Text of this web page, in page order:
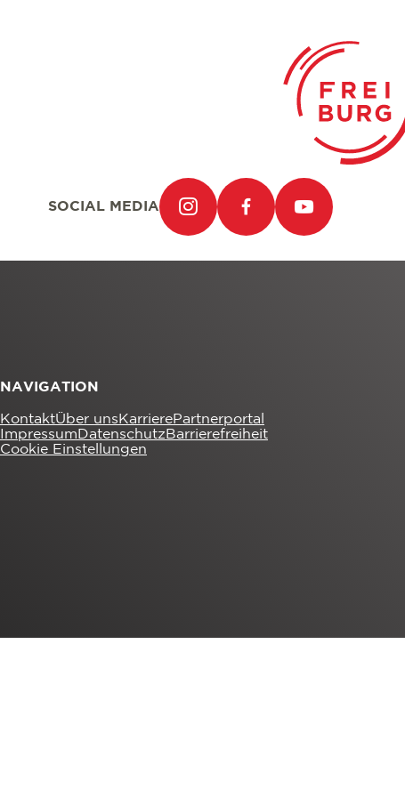
SOCIAL MEDIA
NAVIGATION
KontaktÜber uns KarrierePartnerportal
Impressum Datenschutz Barrierefreiheit
Cookie Einstellungen